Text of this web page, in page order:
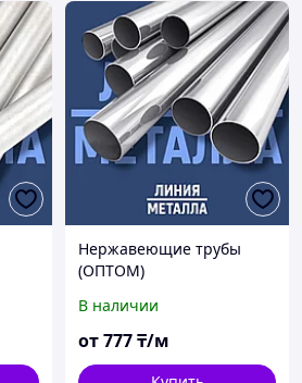
Нержавеющие трубы
(ОПТОМ)
В наличии
от777₸/м